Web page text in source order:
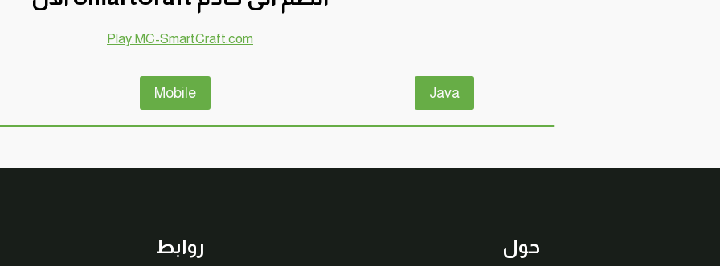
ماين
#SMARTCRAFT
Play.MC-SmartCraft.com
Java
Mobile
حول روابط